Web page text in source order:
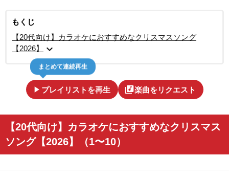
もくじ
【20代向け】カラオケにおすすめなクリスマスソング
【2026】
expand_more
play_arrow プレイリストを再生
まとめて連続再生
library_music楽曲をリクエスト
【20代向け】カラオケにおすすめなクリスマス
ソング【2026】（1〜10）